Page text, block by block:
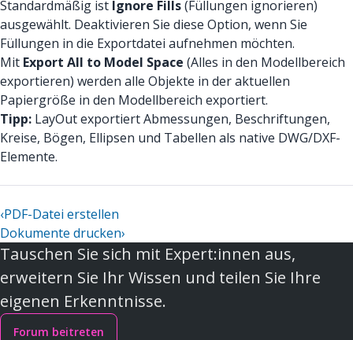
Standardmäßig ist Ignore Fills(Füllungen ignorieren)
ausgewählt. Deaktivieren Sie diese Option, wenn Sie
Füllungen in die Exportdatei aufnehmen möchten.
Mit Export All to Model Space (Alles in den Modellbereich
exportieren) werden alle Objekte in der aktuellen
Papiergröße in den Modellbereich exportiert.
Tipp: LayOut exportiert Abmessungen, Beschriftungen,
Kreise, Bögen, Ellipsen und Tabellen als native DWG/DXF-
Elemente.
‹PDF-Datei erstellen
Dokumente drucken›
Tauschen Sie sich mit Expert:innen aus,
erweitern Sie Ihr Wissen und teilen Sie Ihre
eigenen Erkenntnisse.
Forum beitreten